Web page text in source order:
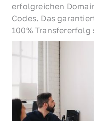
erfolgreichen
Codes. Das
100% Transfererfolg